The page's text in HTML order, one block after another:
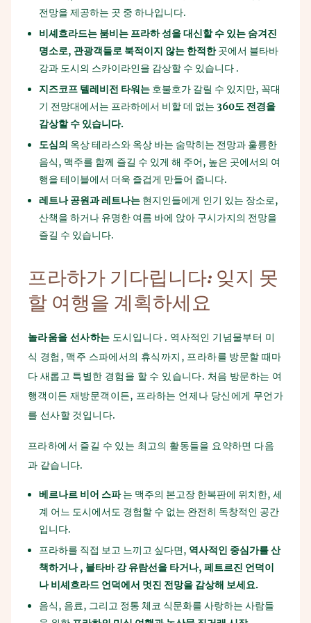
전망을 제공하는 곳 중 하나입니다.
비셰흐라드는 붐비는 프라하성을대신할 수 있는 숨겨진
명소로, 관광객들로 북적이지 않는 한적한 곳에서 블타바
강과 도시의 스카이라인을 감상할 수 있습니다 .
지즈코프 텔레비전 타워는 호불호가 갈릴 수 있지만, 꼭대
기 전망대에서는 프라하에서 비할 데 없는 360도 전경을
감상할 수 있습니다.
도심의 옥상 테라스와 옥상 바는 숨막히는 전망과 훌륭한
음식, 맥주를 함께 즐길 수 있게 해 주어, 높은 곳에서의 여
행을 테이블에서 더욱 즐겁게 만들어 줍니다.
레트나 공원과레트나는 현지인들에게 인기 있는 장소로,
산책을 하거나 유명한 여름 바에 앉아 구시가지의 전망을
즐길 수 있습니다.
프라하가 기다립니다: 잊지 못
할 여행을 계획하세요
놀라움을 선사하는 도시입니다 . 역사적인 기념물부터 미
식 경험, 맥주 스파에서의 휴식까지, 프라하를 방문할 때마
다 새롭고 특별한 경험을 할 수 있습니다. 처음 방문하는 여
행객이든 재방문객이든, 프라하는 언제나 당신에게 무언가
를 선사할 것입니다.
프라하에서 즐길 수 있는 최고의 활동들을 요약하면 다음
과 같습니다.
베르나르 비어 스파 는 맥주의 본고장 한복판에 위치한, 세
계 어느 도시에서도 경험할 수 없는 완전히 독창적인 공간
입니다.
프라하를 직접 보고 느끼고 싶다면, 역사적인 중심가를산
책하거나, 블타바 강 유람선을 타거나, 페트르진 언덕이
나 비셰흐라드 언덕에서 멋진 전망을 감상해 보세요.
음식, 음료, 그리고 정통 체코 식문화를 사랑하는 사람들